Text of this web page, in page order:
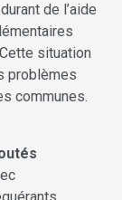
de l’aide
situation
problèmes
communes.